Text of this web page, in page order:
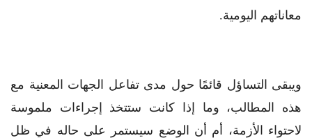
معاناتهم اليومية.
ويبقى التساؤل قائمًا حول مدى تفاعل الجهات المعنية مع
هذه المطالب، وما إذا كانت ستتخذ إجراءات ملموسة
لاحتواء الأزمة، أم أن الوضع سيستمر على حاله في ظل